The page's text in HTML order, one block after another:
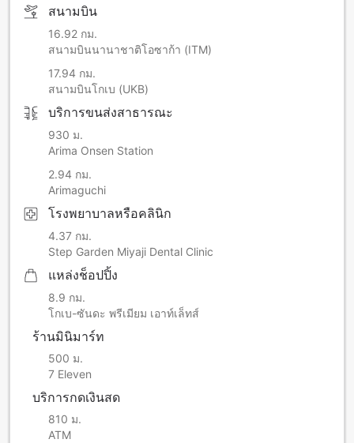
enter the contact information with which you may be easily
reached.
using on the day. (Please inform us if you would like to use
the pick-up service.)
(4) If you will be arriving later than the check-in time,
please make sure to notify us in advance.
If you arrive late without any prior notification,
accommodation may not be provided.
In this case, you will be required to pay the cancellation
fee o
สนามบิน
16.92 กม.
สนามบินนานาชาติโอซาก้า (ITM)
17.94 กม.
สนามบินโกเบ (UKB)
บริการขนส่งสาธารณะ
930 ม.
Arima Onsen Station
2.94 กม.
Arimaguchi
โรงพยาบาลหรือคลินิก
4.37 กม.
Step Garden Miyaji Dental Clinic
แหล่งช็อปปิ้ง
8.9 กม.
โกเบ-ซันดะ พรีเมียม เอาท์เล็ทส์
ร้านมินิมาร์ท
500 ม.
7 Eleven
บริการกดเงินสด
810 ม.
ATM